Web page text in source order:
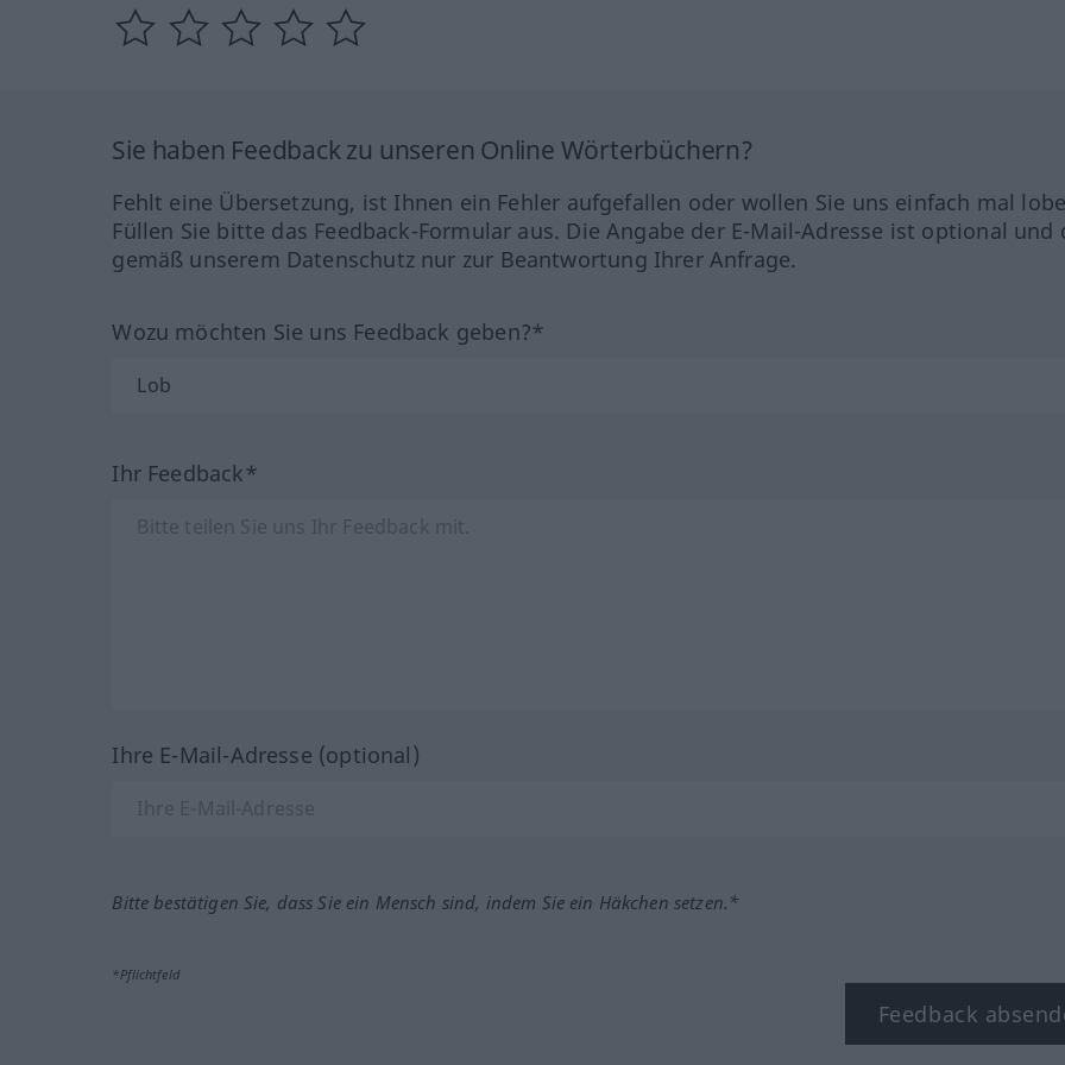
Sie haben Feedback zu unseren Online Wörterbüchern?
Fehlt eine Übersetzung, ist Ihnen ein Fehler aufgefallen oder wollen Sie uns einfach mal
Füllen Sie bitte das Feedback-Formular aus. Die Angabe der E-Mail-Adresse ist optional und
gemäß unserem Datenschutz nur zur Beantwortung Ihrer Anfrage.
Wozu möchten Sie uns Feedback geben?*
Ihr Feedback*
Ihre E-Mail-Adresse (optional)
Bitte bestätigen Sie, dass Sie ein Mensch sind, indem Sie ein Häkchen setzen.*
*Pflichtfeld
Feedback